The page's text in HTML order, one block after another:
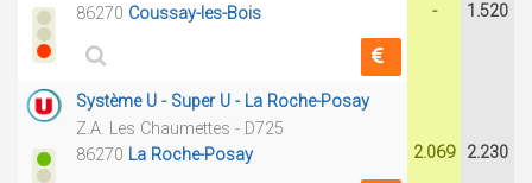
86270 Coussay-les-Bois - 1.520
Système U - Super U - La Roche-Posay
Z.A. Les Chaumettes - D725
86270 La Roche-Posay 2.069 2.230